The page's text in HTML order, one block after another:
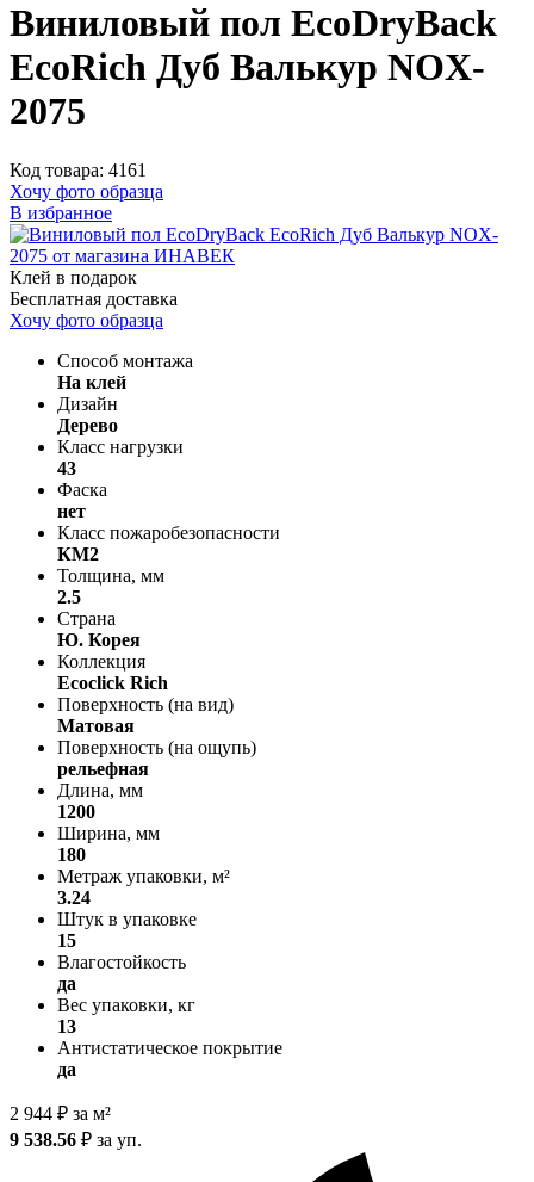
Виниловый пол EcoDryBack
EcoRich Дуб Валькур NOX-
2075
Код товара: 4161
Хочу фото образца
В избранное
Клей в подарок
Бесплатная доставка
Хочу фото образца
Способ монтажа
На клей
Дизайн
Дерево
Класс нагрузки
43
Фаска
нет
Класс пожаробезопасности
КМ2
Толщина, мм
2.5
Страна
Ю. Корея
Коллекция
Ecoclick Rich
Поверхность (на вид)
Матовая
Поверхность (на ощупь)
рельефная
Длина, мм
1200
Ширина, мм
180
Метраж упаковки, м²
3.24
Штук в упаковке
15
Влагостойкость
да
Вес упаковки, кг
13
Антистатическое покрытие
да
2 944 ₽ за м²
9 538.56 ₽ за уп.